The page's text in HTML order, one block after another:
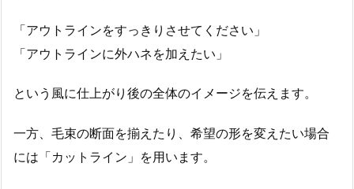
「アウトラインをすっきりさせてください」
「アウトラインに外ハネを加えたい」
という風に仕上がり後の全体のイメージを伝えます。
一方、毛束の断面を揃えたり、希望の形を変えたい場合
には「カットライン」を用います。